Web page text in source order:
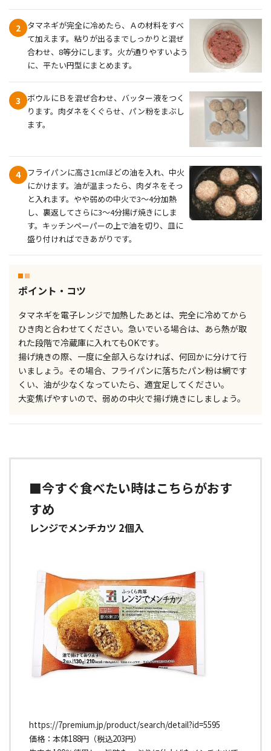
2
タマネギが完全に冷めたら、Ａの材料をすべ
て加えます。粘りが出るまでしっかりと混ぜ
合わせ、8等分にします。火が通りやすいよう
に、平たい円型にまとめます。
3
ボウルにＢを混ぜ合わせ、バッター液をつく
ります。肉ダネをくぐらせ、パン粉をまぶし
ます。
4
フライパンに高さ1cmほどの油を入れ、中火
にかけます。油が温まったら、肉ダネをそっ
と入れます。やや弱めの中火で3～4分加熱
し、裏返してさらに3～4分揚げ焼きにしま
す。キッチンペーパーの上で油を切り、皿に
盛り付ければできあがりです。
ポイント・コツ
タマネギを電子レンジで加熱したあとは、完全に冷めてから
ひき肉と合わせてください。急いでいる場合は、あら熱が取
れた段階で冷蔵庫に入れてもOKです。
揚げ焼きの際、一度に全部入らなければ、何回かに分けて行
いましょう。その場合、フライパンに落ちたパン粉は網です
くい、油が少なくなっていたら、適宜足してください。
大変焦げやすいので、弱めの中火で揚げ焼きにしましょう。
■今すぐ食べたい時はこちらがおす
すめ
レンジでメンチカツ 2個入
https://7premium.jp/product/search/detail?id=5595
価格：本体188円（税込203円）